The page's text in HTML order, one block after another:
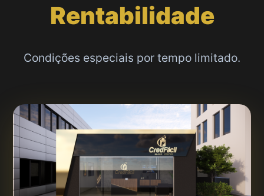
Rentabilidade
Condições especiais por tempo limitado.